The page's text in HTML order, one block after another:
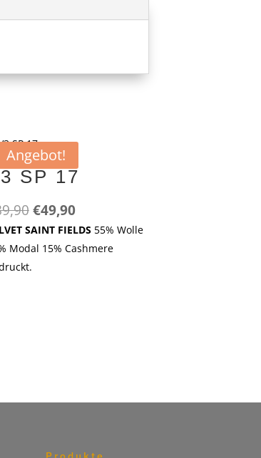
Angebot!
SP 17
Ursprünglicher
Preis
war:
€49,90Aktueller
Preis
ist:
SAINT FIELDS 55% Wolle
Modal 15% Cashmere